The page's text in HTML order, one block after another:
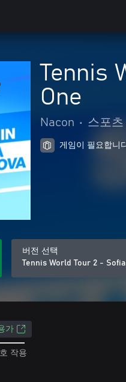
Tennis
One
Nacon • 스포츠
게임이 필요합니
버전 선택
Tennis World Tour 2 -
가
작용